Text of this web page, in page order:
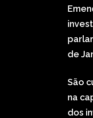
de
São
na
dos